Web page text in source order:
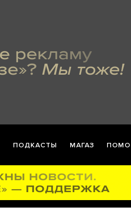
ПОДКАСТЫ МАГАЗ